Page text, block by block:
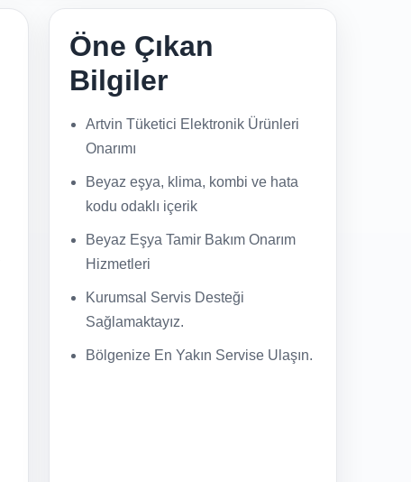
Öne Çıkan
Bilgiler
Artvin Tüketici Elektronik Ürünleri
Onarımı
Beyaz eşya, klima, kombi ve hata
kodu odaklı içerik
Beyaz Eşya Tamir Bakım Onarım
Hizmetleri
Kurumsal Servis Desteği
Sağlamaktayız.
Bölgenize En Yakın Servise Ulaşın.